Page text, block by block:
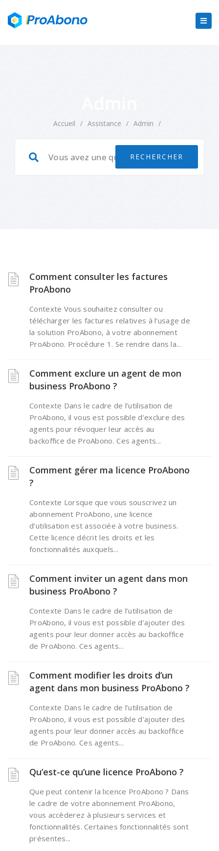
Accueil / Assistance / Admin /
Comment consulter les factures
ProAbono
Contexte Vous souhaitez consulter ou
télécharger les factures relatives à l’usage de
la solution ProAbono, à votre abonnement
ProAbono. Procédure 1. Se rendre dans la...
Comment exclure un agent de mon
business ProAbono ?
Contexte Dans le cadre de l’utilisation de
ProAbono, il vous est possible d’exclure des
agents pour révoquer leur accès au
backoffice de ProAbono. Ces agents...
Comment gérer ma licence ProAbono
?
Contexte Lorsque que vous souscrivez un
abonnement ProAbono, une licence
d’utilisation est associée à votre business.
Cette licence décrit les droits et les
fonctionnalités auxquels...
Comment inviter un agent dans mon
business ProAbono ?
Contexte Dans le cadre de l’utilisation de
ProAbono, il vous est possible d’ajouter des
agents pour leur donner accès au backoffice
de ProAbono. Ces agents...
Comment modifier les droits d’un
agent dans mon business ProAbono ?
Contexte Dans le cadre de l’utilisation de
ProAbono, il vous est possible d’ajouter des
agents pour leur donner accès au backoffice
de ProAbono. Ces agents...
Qu’est-ce qu’une licence ProAbono ?
Que peut contenir la licence ProAbono ? Dans
le cadre de votre abonnement ProAbono,
vous accèderez à plusieurs services et
fonctionnalités. Certaines fonctionnalités sont
présentes...